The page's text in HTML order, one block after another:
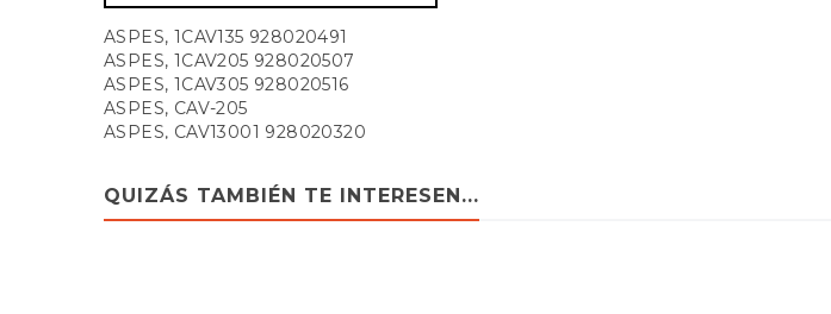
ASPES, 1CAV135 928020491
ASPES, 1CAV205 928020507
ASPES, 1CAV305 928020516
ASPES, CAV-205
ASPES, CAV13001 928020320
ASPES, CAV1301 928020179
ASPES, CAV1305 928020428
ASPES, CAV135 928020552
QUIZÁS TAMBIÉN TE INTERESEN...